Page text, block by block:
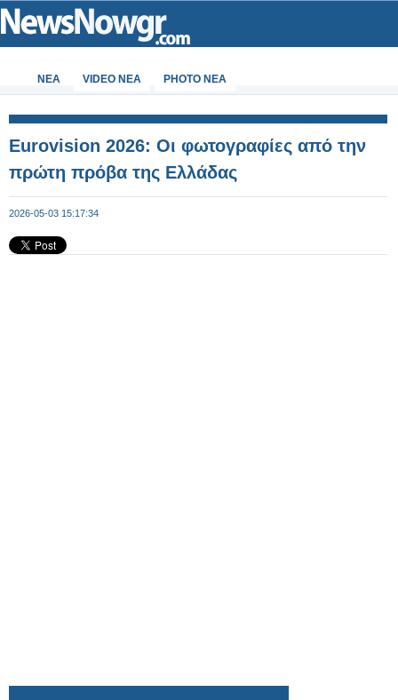
ΝΕΑ VIDEO NEA PHOTO NEA
Eurovision 2026: Οι φωτογραφίες από την
πρώτη πρόβα της Ελλάδας
2026-05-03 15:17:34